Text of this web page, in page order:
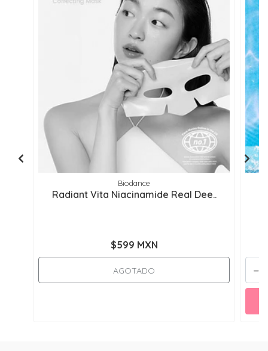
Biodance
Radiant Vita Niacinamide Real Dee..
$599 MXN
AGOTADO -